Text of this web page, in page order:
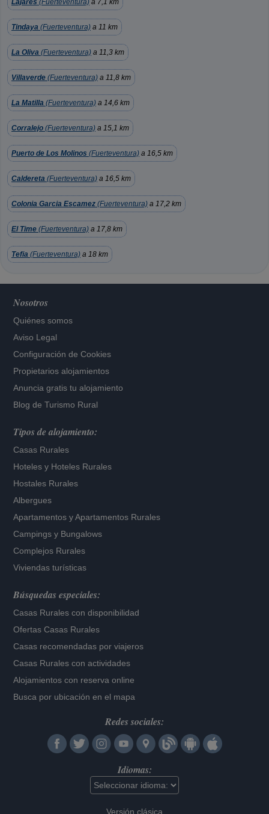
Lajares (Fuerteventura) a 7,1 km
Tindaya (Fuerteventura) a 11 km
La Oliva (Fuerteventura) a 11,3 km
Villaverde (Fuerteventura) a 11,8 km
La Matilla (Fuerteventura) a 14,6 km
Corralejo (Fuerteventura) a 15,1 km
Puerto de Los Molinos (Fuerteventura) a 16,5 km
Caldereta (Fuerteventura) a 16,5 km
Colonia Garcia Escamez (Fuerteventura) a 17,2 km
El Time (Fuerteventura) a 17,8 km
Tefia (Fuerteventura) a 18 km
Nosotros
Quiénes somos
Aviso Legal
Configuración de Cookies
Propietarios alojamientos
Anuncia gratis tu alojamiento
Blog de Turismo Rural
Tipos de alojamiento:
Casas Rurales
Hoteles y Hoteles Rurales
Hostales Rurales
Albergues
Apartamentos yApartamentos Rurales
Campings y Bungalows
Complejos Rurales
Viviendas turísticas
Búsquedas especiales:
Casas Rurales con disponibilidad
Ofertas Casas Rurales
Casas recomendadas por viajeros
Casas Rurales con actividades
Alojamientos con reserva online
Busca por ubicación en el mapa
Redes sociales:
Idiomas:
Versión clásica